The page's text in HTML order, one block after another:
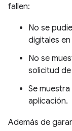
fallen:
No se
digitales
No se
solicitud
Se
aplicación.
Además de